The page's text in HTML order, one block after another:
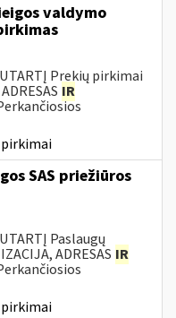
valdymo
Prekių pirkimai
IR
SAS priežiūros
Paslaugų
ADRESAS IR